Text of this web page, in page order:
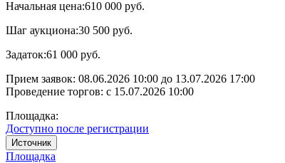
Начальная цена:610 000 руб.
Шаг аукциона:30 500 руб.
Задаток:61 000 руб.
Прием заявок: 08.06.2026 10:00 до 13.07.2026 17:00
Проведение торгов: с 15.07.2026 10:00
Площадка:
Доступно после регистрации
Источник
Площадка